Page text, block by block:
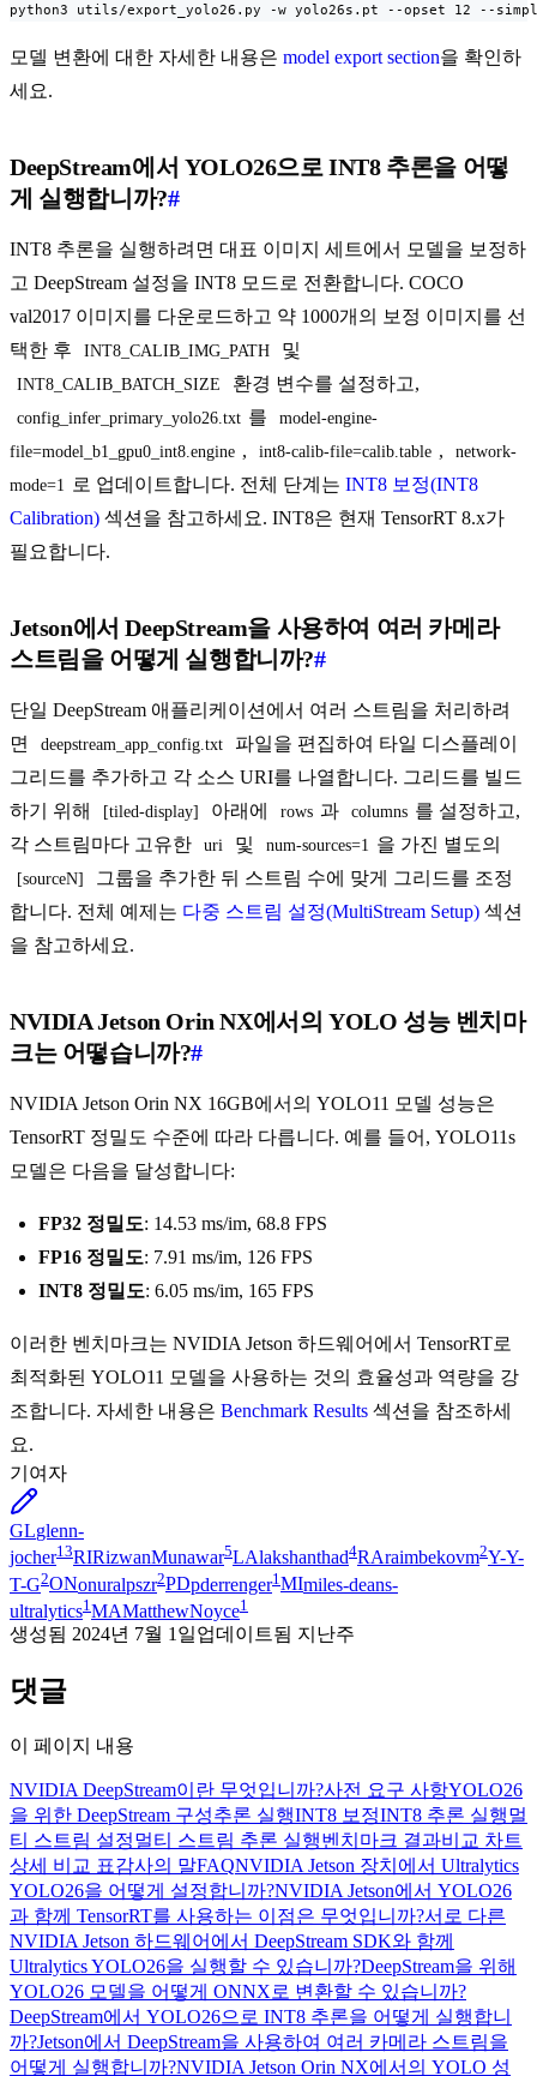
python3 utils/export_yolo26.py -w yolo26s.pt --opset 12 --
모델 변환에 대한 자세한 내용은 model export section을 확인하
세요.
DeepStream에서 YOLO26으로 INT8 추론을 어떻
게 실행합니까?#
INT8 추론을 실행하려면 대표 이미지 세트에서 모델을 보정하
고 DeepStream 설정을 INT8 모드로 전환합니다. COCO
val2017 이미지를 다운로드하고 약 1000개의 보정 이미지를 선
택한 후
INT8_CALIB_IMG_PATH 및
INT8_CALIB_BATCH_SIZE 환경 변수를 설정하고,
config_infer_primary_yolo26.txt 를
model-engine-
file=model_b1_gpu0_int8.engine , int8-calib-file=calib.table ,
network-
mode=1 로 업데이트합니다. 전체 단계는 INT8 보정(INT8
Calibration) 섹션을 참고하세요. INT8은 현재 TensorRT 8.x가
필요합니다.
Jetson에서 DeepStream을 사용하여 여러 카메라
스트림을 어떻게 실행합니까?#
단일 DeepStream 애플리케이션에서 여러 스트림을 처리하려
면
deepstream_app_config.txt
파일을 편집하여 타일 디스플레이
그리드를 추가하고 각 소스 URI를 나열합니다. 그리드를 빌드
하기 위해
[tiled-display] 아래에 rows 과 columns 를 설정하고,
각 스트림마다 고유한
uri 및 num-sources=1 을 가진 별도의
[sourceN]
그룹을 추가한 뒤 스트림 수에 맞게 그리드를 조정
합니다. 전체 예제는 다중 스트림 설정(MultiStream Setup) 섹션
을 참고하세요.
NVIDIA Jetson Orin NX에서의 YOLO 성능 벤치마
크는 어떻습니까?#
NVIDIA Jetson Orin NX 16GB에서의 YOLO11 모델 성능은
TensorRT 정밀도 수준에 따라 다릅니다. 예를 들어, YOLO11s
모델은 다음을 달성합니다:
FP32 정밀도: 14.53 ms/im, 68.8 FPS
FP16 정밀도: 7.91 ms/im, 126 FPS
INT8 정밀도: 6.05 ms/im, 165 FPS
이러한 벤치마크는 NVIDIA Jetson 하드웨어에서 TensorRT로
최적화된 YOLO11 모델을 사용하는 것의 효율성과 역량을 강
조합니다. 자세한 내용은 Benchmark Results 섹션을 참조하세
요.
기여자
GLglenn-
jocher13RIRizwanMunawar5LAlakshanthad4RAraimbekovm2Y-Y-
T-G2ONonuralpszr2PDpderrenger1 MImiles-deans-
ultralytics1 MAMatthewNoyce1
생성됨 2024년 7월 1일업데이트됨 지난주
댓글
이 페이지 내용
NVIDIA DeepStream이란 무엇입니까?사전 요구 사항YOLO26
을 위한 DeepStream 구성추론 실행INT8 보정INT8 추론 실행멀
티 스트림 설정멀티 스트림 추론 실행벤치마크 결과비교 차트
상세 비교 표감사의 말FAQNVIDIA Jetson 장치에서 Ultralytics
YOLO26을 어떻게 설정합니까?NVIDIA Jetson에서 YOLO26
과 함께 TensorRT를 사용하는 이점은 무엇입니까?서로 다른
NVIDIA Jetson 하드웨어에서 DeepStream SDK와 함께
Ultralytics YOLO26을 실행할 수 있습니까?DeepStream을 위해
YOLO26 모델을 어떻게 ONNX로 변환할 수 있습니까?
DeepStream에서 YOLO26으로 INT8 추론을 어떻게 실행합니
까?Jetson에서 DeepStream을 사용하여 여러 카메라 스트림을
어떻게 실행합니까?NVIDIA Jetson Orin NX에서의 YOLO 성